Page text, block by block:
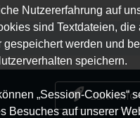
Nutzererfahrung auf
sind Textdateien, die
gespeichert werden und
speichern.
„Session-Cookies“
Besuches auf unserer
zum